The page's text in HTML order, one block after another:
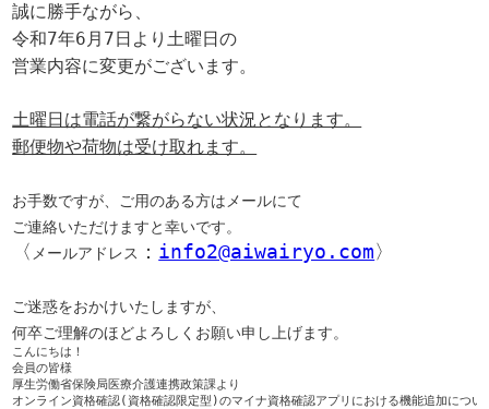
誠に勝手ながら、
令和7年6月7日より土曜日の
営業内容に変更がございます。
土曜日は電話が繋がらない状況となります。
郵便物や荷物は受け取れます。
お手数ですが、ご用のある方はメールにて
ご連絡いただけますと幸いです。
〈 メールアドレス ： info2@aiwairyo.com
ご迷惑をおかけいたしますが、
何卒ご理解のほどよろしくお願い申し上げます。
こんにちは！
会員の皆様
厚生労働省保険局医療介護連携政策課より
オンライン資格確認(資格確認限定型)のマイナ資格確認アプリにおける機能追加につい